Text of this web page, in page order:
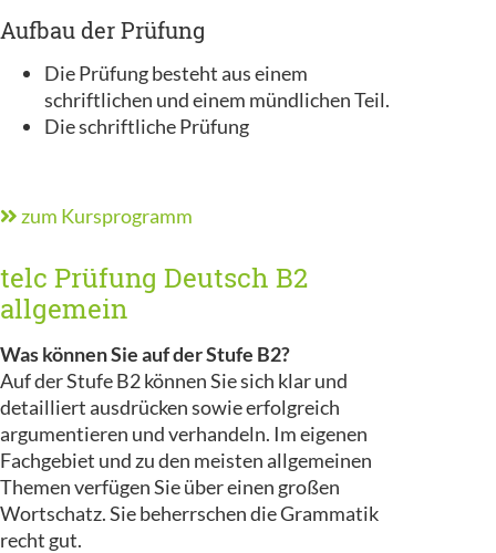
Aufbau der Prüfung
Die Prüfung besteht aus einem
schriftlichen und einem mündlichen Teil.
Die schriftliche Prüfung
zum Kursprogramm
telc Prüfung Deutsch B2
allgemein
Was können Sie auf der Stufe B2?
Auf der Stufe B2 können Sie sich klar und
detailliert ausdrücken sowie erfolgreich
argumentieren und verhandeln. Im eigenen
Fachgebiet und zu den meisten allgemeinen
Themen verfügen Sie über einen großen
Wortschatz. Sie beherrschen die Grammatik
recht gut.